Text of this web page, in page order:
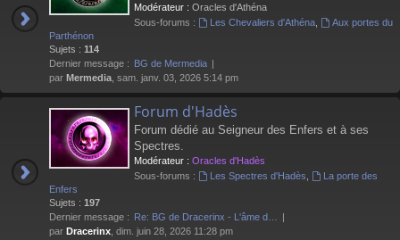
Modérateur : Oracles d'Athéna
Sous-forums :
Les Chevaliers d'Athéna,
Aux portes du
Parthénon
Sujets : 114
Dernier message : BG de Mermedia
par Mermedia , sam. janv. 03, 2026 5:14 pm
Forum d'Hadès
Forum dédié au Seigneur des Enfers et à ses
Spectres.
Modérateur : Oracles d'Hadès
Sous-forums :
Les Spectres d'Hadès
La porte des
Enfers
Sujets : 197
Dernier message : Re: BG de Dracerinx - L'âme d…
par Dracerinx , dim. juin 28, 2026 11:28 pm